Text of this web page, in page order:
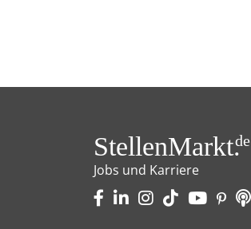
StellenMarkt.de
Jobs und Karriere